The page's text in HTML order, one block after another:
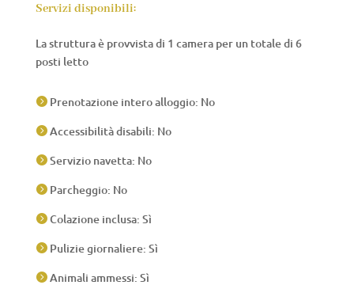
Servizi disponibili:
La struttura è provvista di 1 camera per un totale di 6
posti letto
Prenotazione intero alloggio: No
Accessibilità disabili: No
Servizio navetta: No
Parcheggio: No
Colazione inclusa: Sì
Pulizie giornaliere: Sì
Animali ammessi: Sì